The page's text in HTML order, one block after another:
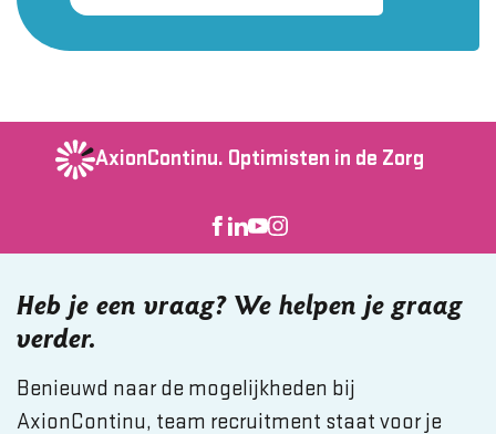
AxionContinu. Optimisten in de Zorg
Heb je een vraag? We helpen je graag
verder.
Benieuwd naar de mogelijkheden bij
AxionContinu, team recruitment staat voor je